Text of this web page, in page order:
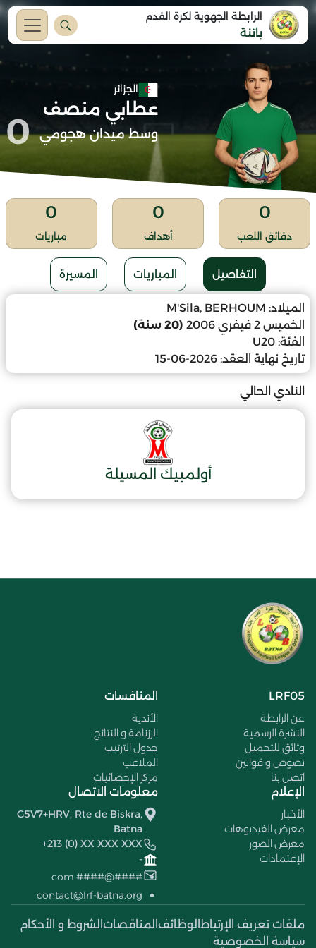
الرابطة الجهوية لكرة القدم
باتنة
الجزائر
عطابي منصف
وسط ميدان هجومي 0
0
دقائق اللعب
0
أهداف
0
مباريات
التفاصيل المباريات المسيرة
الميلاد: M'Sila, BERHOUM
الخميس 2 فيفري 2006
(20 سنة)
الفئة: U20
تاريخ نهاية العقد: 2026-06-15
النادي الحالي
أولمبيك المسيلة
LRF05
عن الرابطة
النشرة الرسمية
وثائق للتحميل
نصوص و قوانين
اتصل بنا
المنافسات
الأندية
الرزنامة و النتائج
جدول الترتيب
الملاعب
مركز الإحصائيات
الإعلام
الأخبار
معرض الفيديوهات
معرض الصور
الإعتمادات
معلومات الاتصال
G5V7+HRV, Rte de Biskra,
Batna
+213 (0) XX XXX XXX
-
####@####.com
contact@lrf-batna.org
ملفات تعريف الإرتباط الوظائف المناقصات الشروط و الأحكام
سياسة الخصوصية